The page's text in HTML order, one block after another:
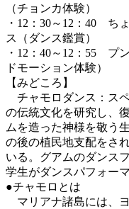
（チョンカ体験）
・12：30～12：40 ち
ス（ダンス鑑賞）
・12：40～12：55 プ
ドモーション体験）
【みどころ】
チャモロダンス：ス
の伝統文化を研究し、
ムを造った神様を敬う
の後の植民地支配をさ
いる。グアムのダンス
学生がダンスパフォー
●チャモロとは
マリアナ諸島には、